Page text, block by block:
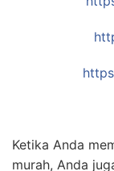
Ketika Anda
murah, Anda